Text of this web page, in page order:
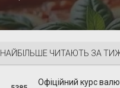
НАЙБІЛЬШЕ ЧИТАЮТЬ ЗА
Офіційний курс